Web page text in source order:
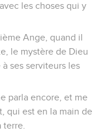
les choses qui y
Ange, quand il
le mystère de Dieu
ses serviteurs les
parla encore, et me
qui est en la main de